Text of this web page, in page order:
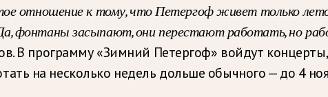
отношение к тому, что Петергоф живет только
фонтаны засыпают, они перестают работать, но
В программу «Зимний Петергоф» войдут
на несколько недель дольше обычного — до 4